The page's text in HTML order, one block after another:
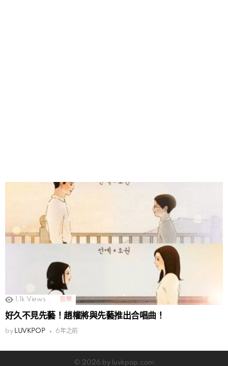
1.1k Views 音樂
好久不見先藝！趙權將與先藝推出合唱曲！
by LUVKPOP 6年之前
© 2026 by luvkpop.com